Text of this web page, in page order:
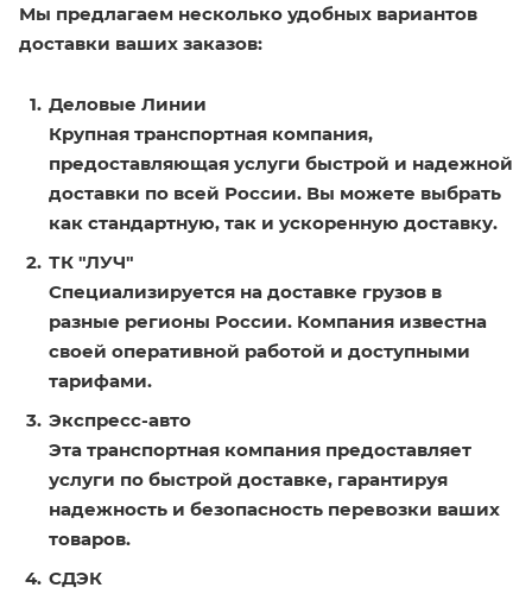
Мы предлагаем несколько удобных вариантов
доставки ваших заказов:
Деловые Линии
Крупная транспортная компания,
предоставляющая услуги быстрой и надежной
доставки по всей России. Вы можете выбрать
как стандартную, так и ускоренную доставку.
ТК "ЛУЧ"
Специализируется на доставке грузов в
разные регионы России. Компания известна
своей оперативной работой и доступными
тарифами.
Экспресс-авто
Эта транспортная компания предоставляет
услуги по быстрой доставке, гарантируя
надежность и безопасность перевозки ваших
товаров.
СДЭК